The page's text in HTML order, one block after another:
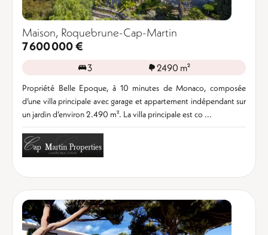
Maison, Roquebrune-Cap-Martin
7 600 000 €
3 2490 m²
Propriété Belle Epoque, à 10 minutes de Monaco, composée
d’une villa principale avec garage et appartement indépendant sur
un jardin d’environ 2.490 m². La villa principale est co ...